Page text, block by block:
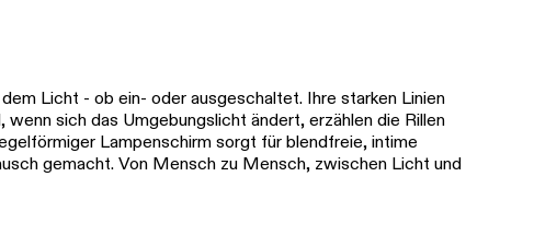
Licht - ob ein- oder ausgeschaltet. Ihre starken Linien
sich das Umgebungslicht ändert, erzählen die Rillen
Lampenschirm sorgt für blendfreie, intime
gemacht. Von Mensch zu Mensch, zwischen Licht und